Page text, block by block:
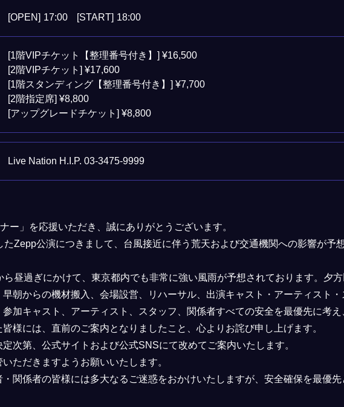
[OPEN] 17:00 [START] 18:00
[1階VIPチケット【整理番号付き】] ¥16,500
[2階VIPチケット] ¥17,600
[1階スタンディング【整理番号付き】] ¥7,700
[2階指定席] ¥8,800
[アップグレードチケット] ¥8,800
Live Nation H.I.P. 03-3475-9999
ー」を応援いただき、誠にありがとうございます。
Zepp公演につきまして、台風接近に伴う荒天および交通機関への影響が予
昼過ぎにかけて、東京都内でも非常に強い風雨が予想されております。夕
朝からの機材搬入、会場設営、リハーサル、出演キャスト・アーティスト
加キャスト、アーティスト、スタッフ、関係者すべての安全を最優先に考
様には、直前のご案内となりましたこと、心よりお詫び申し上げます。
次第、公式サイトおよび公式SNSにて改めてご案内いたします。
ただきますようお願いいたします。
関係者の皆様には多大なるご迷惑をおかけいたしますが、安全確保を最優